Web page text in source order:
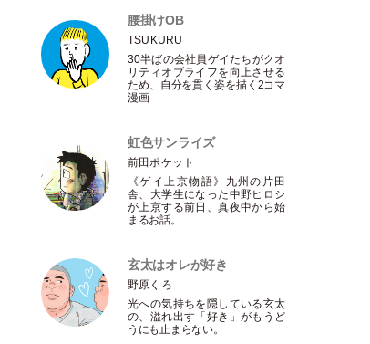
腰掛けOB
TSUKURU
30半ばの会社員ゲイたちがクオ
リティオブライフを向上させる
ため、自分を貫く姿を描く2コマ
漫画
虹色サンライズ
前田ポケット
《ゲイ上京物語》九州の片田
舎、大学生になった中野ヒロシ
が上京する前日、真夜中から始
まるお話。
玄太はオレが好き
野原くろ
光への気持ちを隠している玄太
の、溢れ出す 「好き 」がもうど
うにも止まらない。